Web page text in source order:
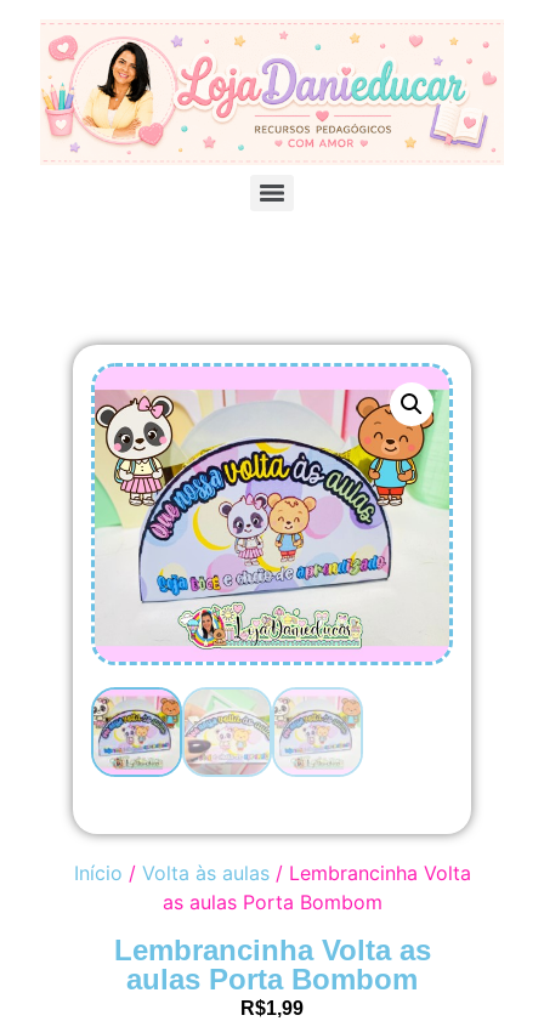
Início / Volta às aulas/ Lembrancinha Volta
as aulas Porta Bombom
Lembrancinha Volta as
aulas Porta Bombom
R$1,99